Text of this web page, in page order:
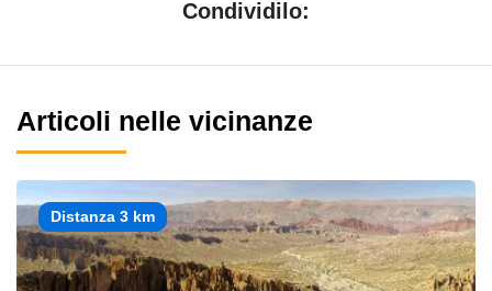
Condividilo:
Articoli nelle vicinanze
Distanza 3 km